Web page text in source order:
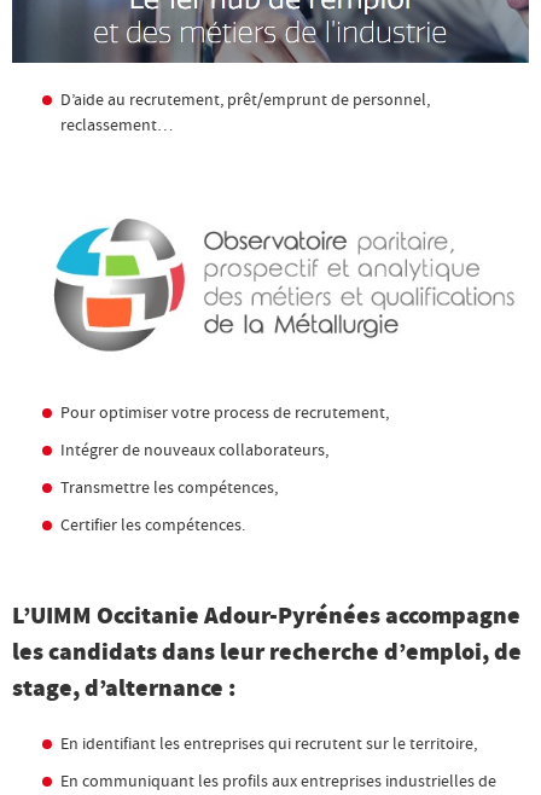
D’aide au recrutement, prêt/emprunt de personnel,
reclassement…
Pour optimiser votre process de recrutement,
Intégrer de nouveaux collaborateurs,
Transmettre les compétences,
Certifier les compétences.
L’UIMM Occitanie Adour-Pyrénées accompagne
les candidats dans leur recherche d’emploi, de
stage, d’alternance :
En identifiant les entreprises qui recrutent sur le territoire,
En communiquant les profils aux entreprises industrielles de